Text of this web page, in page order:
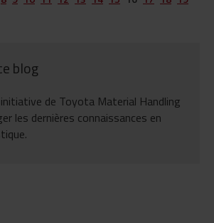
blog
de Toyota Material Handling
les dernières connaissances en